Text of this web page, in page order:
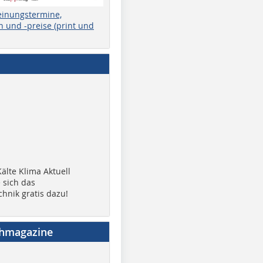
und -preise (print und
Klima Aktuell
das
gratis dazu!